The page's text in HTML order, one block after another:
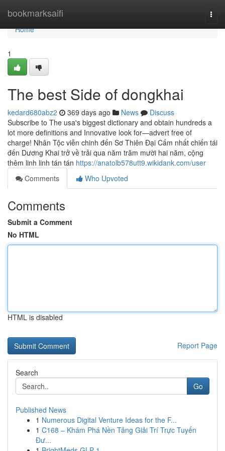
bookmarksaifi
Home
Home
1
The best Side of dongkhai
kedard680abz2 369 days ago News
Discuss
Subscribe to The usa's biggest dictionary and obtain hundreds a
lot more definitions and Innovative look for—advert free of
charge! Nhân Tộc viễn chinh đến Sơ Thiên Đại Cấm nhất chiến tái
đến Dương Khai trở về trải qua năm trăm mười hai năm, cộng
thêm linh linh tán tán https://anatolb578utt9.wikidank.com/user
Comments
Who Upvoted
Comments
Submit a Comment
No HTML
HTML is disabled
Report Page
Search
Go
Published News
1 Numerous Digital Venture Ideas for the F...
1 C168 – Khám Phá Nền Tảng Giải Trí Trực Tuyến
Đư...